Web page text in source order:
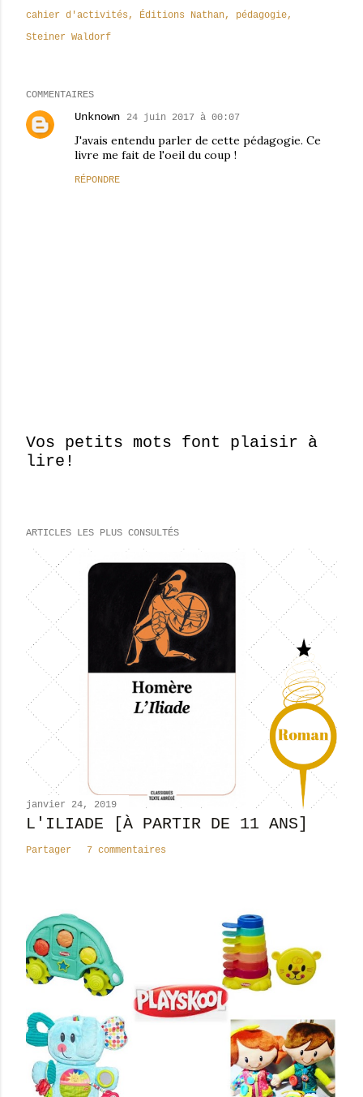
cahier d'activités
Éditions Nathan
pédagogie
Steiner Waldorf
COMMENTAIRES
Unknown 24 juin 2017 à 00:07
J'avais entendu parler de cette pédagogie. Ce
livre me fait de l'oeil du coup !
RÉPONDRE
E
g
t
r
c
m
n
t
i
Vos petits mots font plaisir à
lire!
ARTICLES LES PLUS CONSULTÉS
janvier 24, 2019
L'ILIADE [À PARTIR DE 11 ANS]
Partager 7 commentaires